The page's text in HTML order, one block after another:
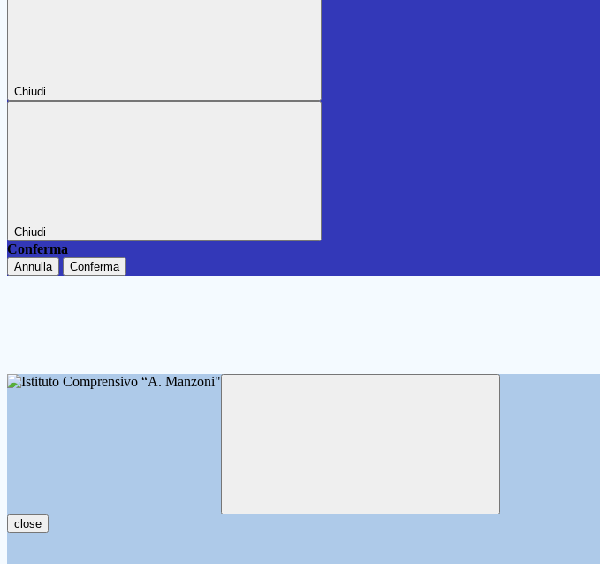
Chiudi
Chiudi
Conferma
Annulla Conferma
close